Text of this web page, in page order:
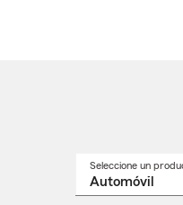
Seleccione un